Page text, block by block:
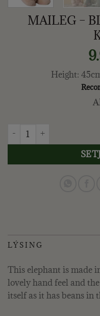
MAILEG –
Height:
MAILEG - BLEIKUR FÍLL
LÝSING
This elephant is made
lovely hand feel and
itself as it has beans in